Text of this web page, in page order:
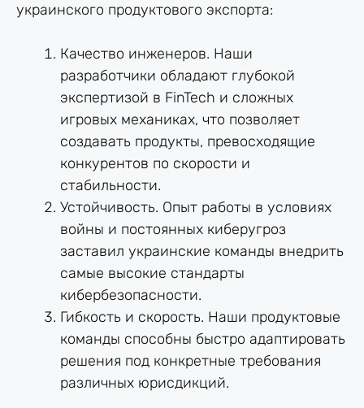
украинского продуктового экспорта:
Качество инженеров. Наши
разработчики обладают глубокой
экспертизой в FinTech и сложных
игровых механиках, что позволяет
создавать продукты, превосходящие
конкурентов по скорости и
стабильности.
Устойчивость. Опыт работы в условиях
войны и постоянных киберугроз
заставил украинские команды внедрить
самые высокие стандарты
кибербезопасности.
Гибкость и скорость. Наши продуктовые
команды способны быстро адаптировать
решения под конкретные требования
различных юрисдикций.